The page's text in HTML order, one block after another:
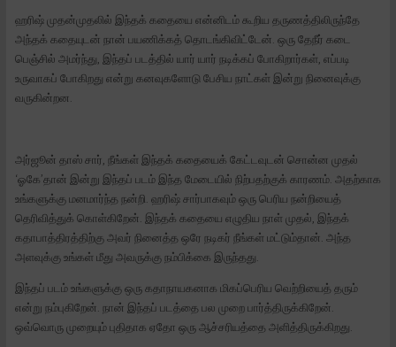
ஹரிஷ் முதன்முதலில் இந்தக் கதையை என்னிடம் கூறிய தருணத்திலிருந்தே
அந்தக் கதையுடன் நான் பயணிக்கத் தொடங்கிவிட்டேன். ஒரு தேநீர் கடை
பெஞ்சில் அமர்ந்து, இந்தப் படத்தில் யார் யார் நடிக்கப் போகிறார்கள், எப்படி
உருவாகப் போகிறது என்று கனவுகளோடு பேசிய நாட்கள் இன்று நினைவுக்கு
வருகின்றன.
அர்ஜூன் தாஸ் சார், நீங்கள் இந்தக் கதையைக் கேட்டவுடன் சொன்ன முதல்
‘ஓகே’தான் இன்று இந்தப் படம் இந்த மேடையில் நிற்பதற்குக் காரணம். அதற்காக
உங்களுக்கு மனமார்ந்த நன்றி. ஹரிஷ் சார்பாகவும் ஒரு பெரிய நன்றியைத்
தெரிவித்துக் கொள்கிறேன். இந்தக் கதையை எழுதிய நாள் முதல், இந்தக்
கதாபாத்திரத்திற்கு அவர் நினைத்த ஒரே நடிகர் நீங்கள் மட்டும்தான். அந்த
அளவுக்கு உங்கள் மீது அவருக்கு நம்பிக்கை இருந்தது.
இந்தப் படம் உங்களுக்கு ஒரு கதாநாயகனாக மிகப்பெரிய வெற்றியைத் தரும்
என்று நம்புகிறேன். நான் இந்தப் படத்தை பல முறை பார்த்திருக்கிறேன்.
ஒவ்வொரு முறையும் புதிதாக ஏதோ ஒரு ஆச்சரியத்தை அளித்திருக்கிறது.